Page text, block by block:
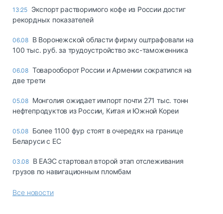
13:25 Экспорт растворимого кофе из России достиг
рекордных показателей
06.08 В Воронежской области фирму оштрафовали на
100 тыс. руб. за трудоустройство экс-таможенника
06.08 Товарооборот России и Армении сократился на
две трети
05.08 Монголия ожидает импорт почти 271 тыс. тонн
нефтепродуктов из России, Китая и Южной Кореи
05.08 Более 1100 фур стоят в очередях на границе
Беларуси с ЕС
03.08 В ЕАЭС стартовал второй этап отслеживания
грузов по навигационным пломбам
Все новости